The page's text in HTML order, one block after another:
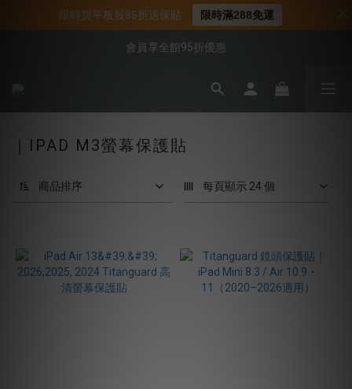
📍新客首購現折$50｜加入會員立即領取
📌年中下殺 手機殼3折起
會員享全館95折優惠
📍新客首購現折$50｜加入會員立即領取
｜IPAD M3螢幕保護貼
商品排序 每頁顯示 24 個
限時買平板殼85折送保貼 限時滿288免運